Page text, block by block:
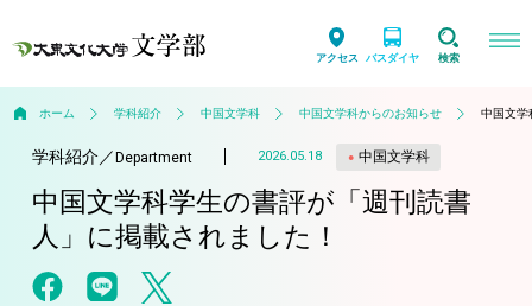
アクセス バスダイヤ 検索
ホーム 学科紹介 中国文学科 中国文学科からのお知らせ 中国文学
学科紹介／Department 2026.05.18 中国文学科
中国文学科学生の書評が「週刊読書
人」に掲載されました！